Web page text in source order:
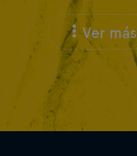
Ver más